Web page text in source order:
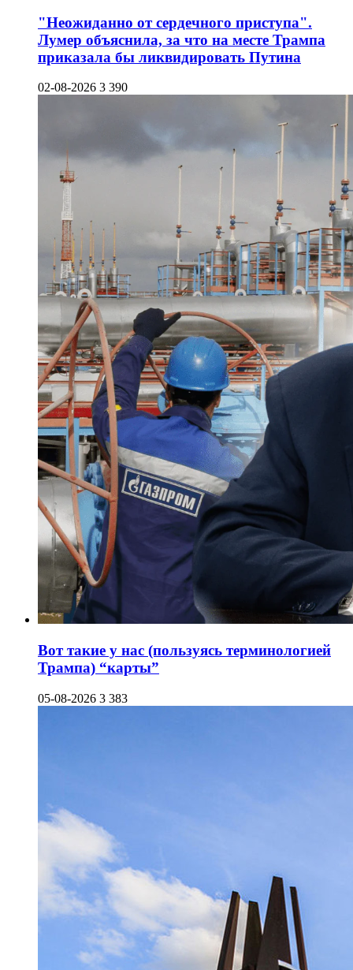
"Неожиданно от сердечного приступа".
Лумер объяснила, за что на месте Трампа
приказала бы ликвидировать Путина
02-08-2026 3 390
Вот такие у нас (пользуясь терминологией
Трампа) “карты”
05-08-2026 3 383